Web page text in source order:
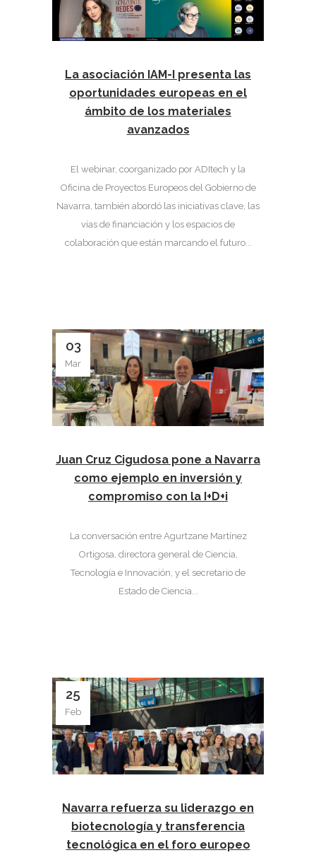
La asociación IAM-I presenta las
oportunidades europeas en el
ámbito de los materiales
avanzados
El webinar, coorganizado por ADItech y la
Oficina de Proyectos Europeos del Gobierno de
Navarra, también abordó las iniciativas clave, las
vías de financiación y los espacios de
colaboración que están marcando el futuro...
03
Mar
Juan Cruz Cigudosa pone a Navarra
como ejemplo en inversión y
compromiso con la I+D+i
La conversación entre Agurtzane Martínez
Ortigosa, directora general de Ciencia,
Tecnología e Innovación, y el secretario de
Estado de Ciencia...
25
Feb
Navarra refuerza su liderazgo en
biotecnología y transferencia
tecnológica en el foro europeo